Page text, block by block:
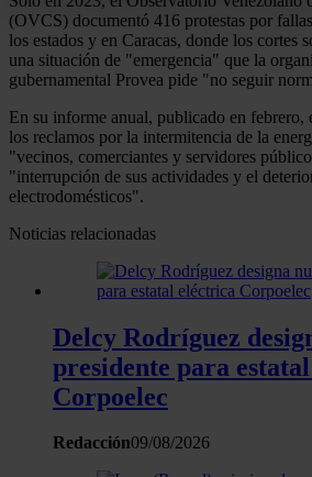
Identificar su dispositivo
para buscar características
digitales)
datos personales y establezca sus
sección de datos. Puede cambiar o
consentimiento en cualquier
de cookies.
el contenido y los anuncios, ofrecer
información sobre el uso que haga
nuestros partners de redes sociales,
web, quienes pueden combinarla
que les haya proporcionado o que
partir del uso que haya hecho de sus
(OVCS) documentó 416 protestas por
los estados y en Caracas, donde los cortes
una situación de "emergencia" que la
gubernamental Provea pide "no seguir
En su informe anual, publicado en
los reclamos por la intermitencia de la
"vecinos, comerciantes y servidores
"interrupción de sus actividades y el
electrodomésticos".
Noticias relacionadas
Delcy Rodríguez
presidente para
Corpoelec
Redacción09/08/2026